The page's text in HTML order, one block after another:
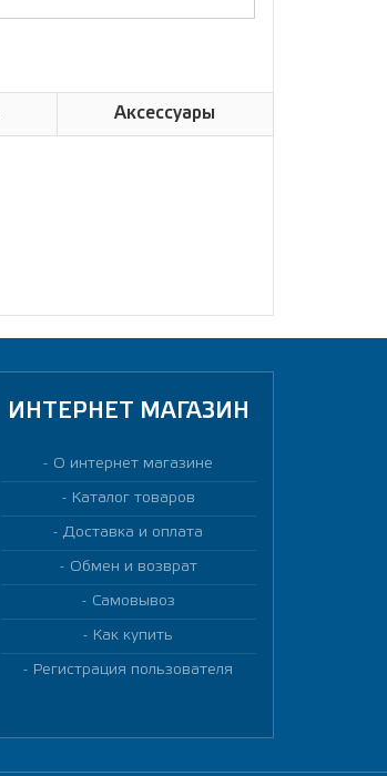
Аксессуары
ИНТЕРНЕТ МАГАЗИН
О интернет магазине
Каталог товаров
Доставка и оплата
Обмен и возврат
Самовывоз
Как купить
Регистрация пользователя